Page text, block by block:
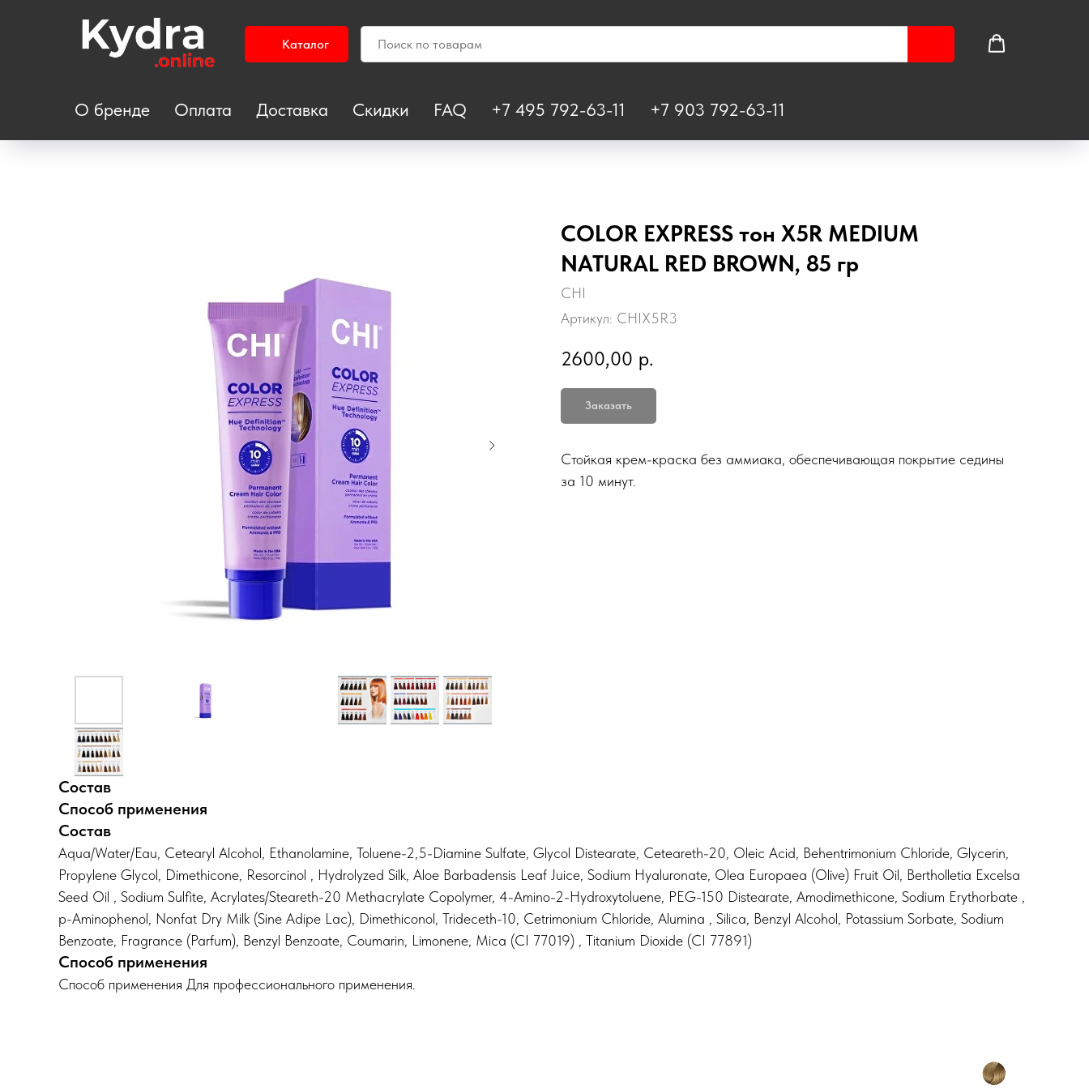
Каталог
О бренде Оплата Доставка Скидки FAQ +7 495 792-63-11 +7 903 792-63-11
COLOR EXPRESS тон X5R MEDIUM
NATURAL RED BROWN, 85 гр
CHI
Артикул: CHIX5R3
2600,00 р.
Заказать
Стойкая крем-краска без аммиака, обеспечивающая покрытие седины
за 10 минут.
Состав
Способ применения
Состав
Aqua/Water/Eau, Cetearyl Alcohol, Ethanolamine, Toluene-2,5-Diamine Sulfate, Glycol Distearate, Ceteareth-20, Oleic Acid, Behentrimonium Chloride, Glycerin,
Propylene Glycol, Dimethicone, Resorcinol , Hydrolyzed Silk, Aloe Barbadensis Leaf Juice, Sodium Hyaluronate, Olea Europaea (Olive) Fruit Oil, Bertholletia Excelsa
Seed Oil , Sodium Sulfite, Acrylates/Steareth-20 Methacrylate Copolymer, 4-Amino-2-Hydroxytoluene, PEG-150 Distearate, Amodimethicone, Sodium Erythorbate ,
p-Aminophenol, Nonfat Dry Milk (Sine Adipe Lac), Dimethiconol, Trideceth-10, Cetrimonium Chloride, Alumina , Silica, Benzyl Alcohol, Potassium Sorbate, Sodium
Benzoate, Fragrance (Parfum), Benzyl Benzoate, Coumarin, Limonene, Mica (CI 77019) , Titanium Dioxide (CI 77891)
Способ применения
Способ применения Для профессионального применения.